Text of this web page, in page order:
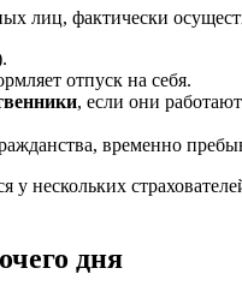
лиц, фактически
отпуск на себя.
, если они
временно
у нескольких
дня